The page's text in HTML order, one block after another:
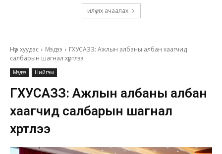
илүү их ачаалах